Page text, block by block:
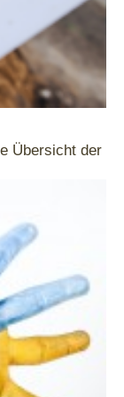
Übersicht der